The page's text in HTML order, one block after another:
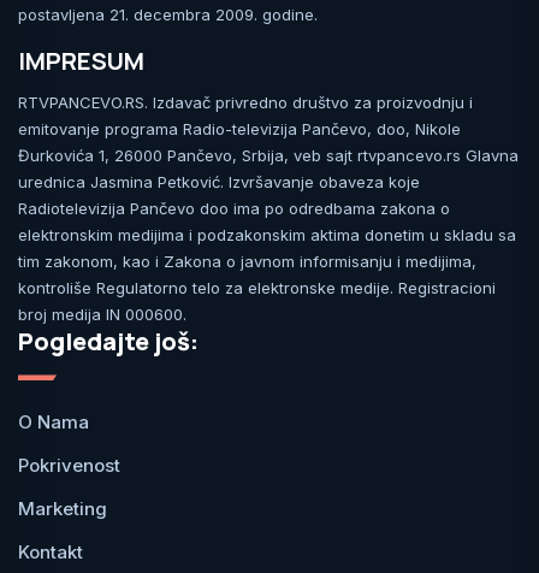
postavljena 21. decembra 2009. godine.
IMPRESUM
RTVPANCEVO.RS. Izdavač privredno društvo za proizvodnju i
emitovanje programa Radio-televizija Pančevo, doo, Nikole
Đurkovića 1, 26000 Pančevo, Srbija, veb sajt rtvpancevo.rs Glavna
urednica Jasmina Petković. Izvršavanje obaveza koje
Radiotelevizija Pančevo doo ima po odredbama zakona o
elektronskim medijima i podzakonskim aktima donetim u skladu sa
tim zakonom, kao i Zakona o javnom informisanju i medijima,
kontroliše Regulatorno telo za elektronske medije. Registracioni
broj medija IN 000600.
Pogledajte još:
O Nama
Pokrivenost
Marketing
Kontakt